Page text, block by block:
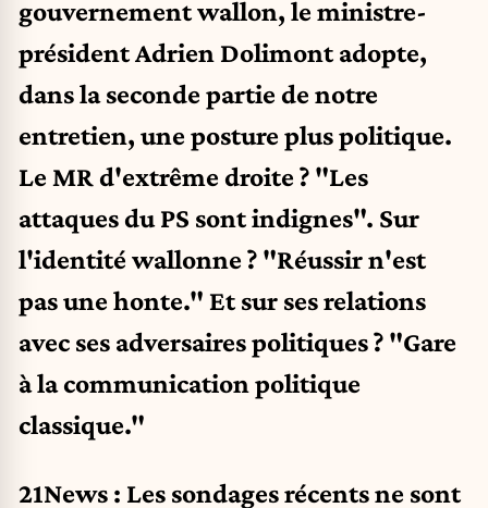
gouvernement wallon, le ministre-
président Adrien Dolimont adopte,
dans la seconde partie de notre
entretien, une posture plus politique.
Le MR d'extrême droite ? "Les
attaques du PS sont indignes". Sur
l'identité wallonne ? "Réussir n'est
pas une honte." Et sur ses relations
avec ses adversaires politiques ? "Gare
à la communication politique
classique."
21News : Les sondages récents ne sont